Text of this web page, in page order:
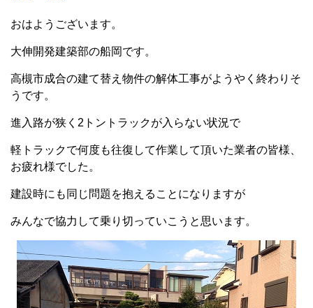
おはようございます。
大伸開発建築部の船岡です。
高槻市成合の建て替え物件の解体工事がようやく終わりそ
うです。
進入路が狭く2トントラックが入らない状況で
軽トラックで何度も往復して作業して頂いた業者の皆様、
お疲れ様でした。
建設時にも同じ問題を抱えることになりますが
みんなで協力して乗り切っていこうと思います。